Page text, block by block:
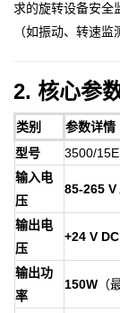
求的旋转设备安全
（如振动、转速
2. 核心参
类别
参数详情
型号
3500/
输入电
压
85-265 V
输出电
压
+24 V DC
输出功
率
150W （